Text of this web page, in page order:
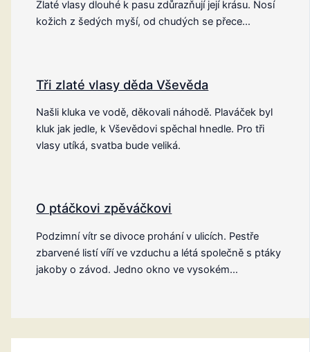
Zlaté vlasy dlouhé k pasu zdůrazňují její krásu. Nosí
kožich z šedých myší, od chudých se přece…
Tři zlaté vlasy děda Vševěda
Našli kluka ve vodě, děkovali náhodě. Plaváček byl
kluk jak jedle, k Vševědovi spěchal hnedle. Pro tři
vlasy utíká, svatba bude veliká.
O ptáčkovi zpěváčkovi
Podzimní vítr se divoce prohání v ulicích. Pestře
zbarvené listí víří ve vzduchu a létá společně s ptáky
jakoby o závod. Jedno okno ve vysokém…